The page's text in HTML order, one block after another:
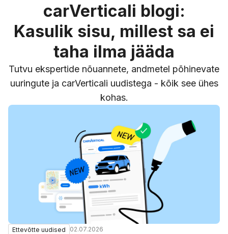
carVerticali blogi:
Kasulik sisu, millest sa ei
taha ilma jääda
Tutvu ekspertide nõuannete, andmetel põhinevate
uuringute ja carVerticali uudistega - kõik see ühes
kohas.
Ettevõtte uudised 02.07.2026